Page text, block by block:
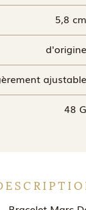
5,8 cm
d'origine
ajustable
48 G